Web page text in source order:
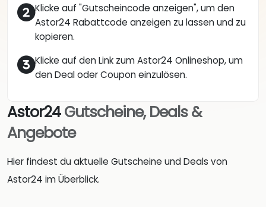
Klicke auf "Gutscheincode anzeigen", um den
Astor24 Rabattcode anzeigen zu lassen und zu
kopieren.
Klicke auf den Link zum Astor24 Onlineshop, um
den Deal oder Coupon einzulösen.
Astor24Gutscheine, Deals &
Angebote
Hier findest du aktuelle Gutscheine und Deals von
Astor24 im Überblick.